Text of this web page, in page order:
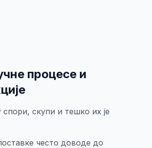
процесе и
скупи и тешко их је
често доводе до